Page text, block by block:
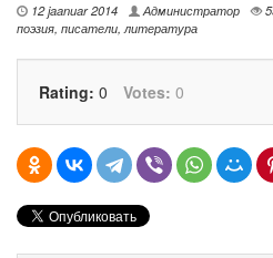
12 jaanuar 2014 Администратор
поэзия, писатели,литература
Rating: 0 Votes: 0